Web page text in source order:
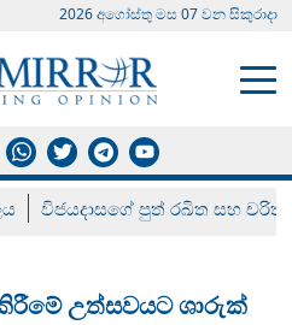
2026 අගෝස්‍තු මස 07 වන සිකුරාදා
විජයදාසගේ පුත් රඛිත සහ චරිත්
උත්සවයට ශාරුක්